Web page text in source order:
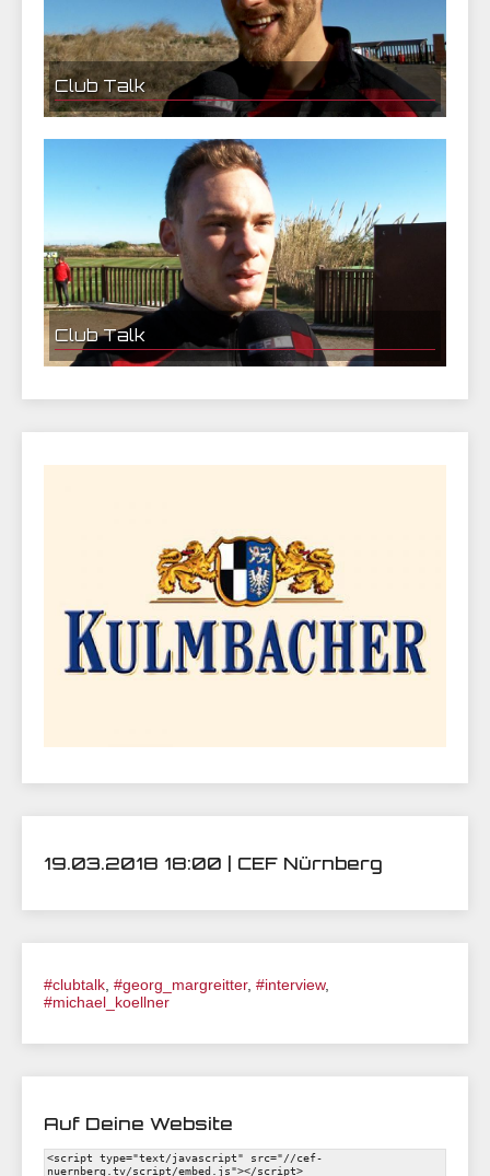
Club Talk
Hanno Behrens im Interview
10.01.2018 18:00 | CEF Nürnberg
Club Talk
Federico Palacios im Interview
19.03.2018 18:00 | CEF Nürnberg
#clubtalk #georg_margreitter, #interview,
#michael_koellner
Auf Deine Website